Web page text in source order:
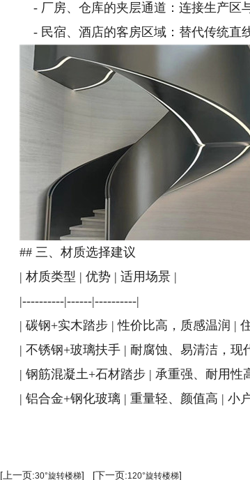
- 厂房、仓库的夹层通道：连接生产区
- 民宿、酒店的客房区域：替代传统直
## 三、材质选择建议
| 材质类型 | 优势 | 适用场景 |
|----------|------|----------|
| 碳钢+实木踏步 | 性价比高，质感温润 |
| 不锈钢+玻璃扶手 | 耐腐蚀、易清洁，
| 钢筋混凝土+石材踏步 | 承重强、耐用性
| 铝合金+钢化玻璃 | 重量轻、颜值高 | 小
[上一页:30°旋转楼梯] [下一页:120°旋转楼梯]